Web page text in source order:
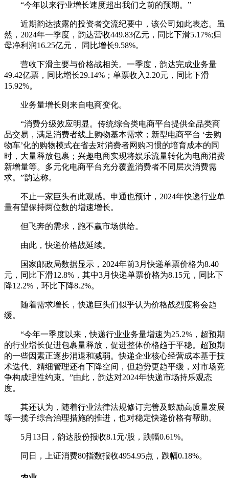
“今年以来行业增长速度超出我们之前的预期。”
近期韵达披露的投资者交流纪要中，该公司如此表态。虽
然，2024年一季度，韵达营收449.83亿元，同比下滑5.17%;归
母净利润16.25亿元， 同比增长9.58%。
营收下滑主要与价格战相关。一季度，韵达完成业务量
49.42亿票，同比增长29.14%；单票收入2.20元，同比下滑
15.92%。
业务量增长则来自电商变化。
“消费分级效应明显。传统综合类电商平台提供全品类商
品交易，满足消费者线上购物基本需求；新型电商平台 ‘去购
物车’化的购物模式在省去对消费者网购习惯的培育成本的同
时，大量释放包裹；兴趣电商实现将娱乐流量转化为电商消费
新增量等。多元化电商平台充分覆盖消费者不同层次消费需
求。”韵达称。
不止一家巨头有此观感。申通也预计，2024年快递行业单
量有望保持两位数的增速增长。
但飞奔的需求，跑不赢市场供给。
由此，快递价格战延续。
国家邮政局数据显示，2024年前3月快递单票价格为8.40
元，同比下滑12.8%，其中3月快递单票价格为8.15元，同比下
降12.2%，环比下降8.2%。
随着需求增长，快递巨头们似乎认为价格战烈度将会趋
缓。
“今年一季度以来，快递行业业务量增速为25.2%，超预期
的行业增长促进包裹量释放，促进整体价格趋于平稳。超预期
的一些因素正逐步消退和减弱。快递企业核心经营成本基于技
术迭代、精细管理还有下降空间，但趋势更趋平缓，对市场竞
争构成理性约束。”由此，韵达对2024年快递市场持乐观态
度。
其还认为，随着行业法律法规修订完善及鼓励高质量发展
等一揽子综合治理措施的推进，也对稳定快递价格有帮助。
5月13日，韵达股份报收8.1元/股，跌幅0.61%。
同日，上证消费80指数报收4954.95点，跌幅0.18%。